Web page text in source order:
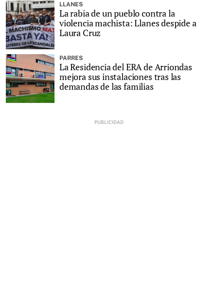
LLANES
La rabia de un pueblo contra la
violencia machista: Llanes despide a
Laura Cruz
PARRES
La Residencia del ERA de Arriondas
mejora sus instalaciones tras las
demandas de las familias